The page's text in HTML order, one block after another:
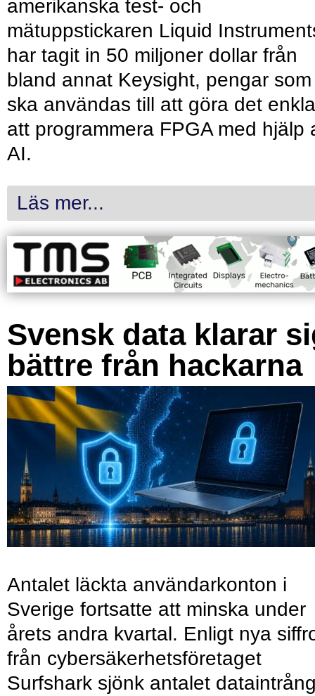
amerikanska test- och
mätuppstickaren Liquid
har tagit in 50 miljoner dollar från
bland annat Keysight, pengar som
ska användas till att göra det
att programmera FPGA med hjälp
AI.
Läs mer...
Svensk data klarar
bättre från hackarna
Antalet läckta användarkonton i
Sverige fortsatte att minska under
årets andra kvartal. Enligt nya
från cybersäkerhetsföretaget
Surfshark sjönk antalet